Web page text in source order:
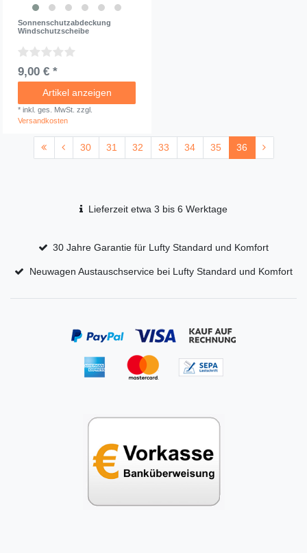
Sonnenschutzabdeckung
Windschutzscheibe
9,00 € *
Artikel anzeigen
* inkl. ges. MwSt. zzgl.
Versandkosten
30 31 32 33 34 35 36
Lieferzeit etwa 3 bis 6 Werktage
30 Jahre Garantie für Lufty Standard und Komfort
Neuwagen Austauschservice bei Lufty Standard und Komfort